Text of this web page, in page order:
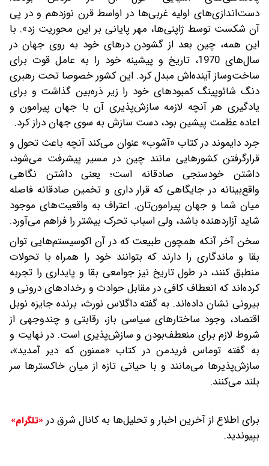
دست‌اندازی‌های اولیه غربی‌ها در اواسط قرن نوزدهم و در پی
آن شکست توسط ژاپنی‌ها، مهر پایانی بر این محوریت زد».‌ با
این همه، چین بعد از گشودن درهای خود به روی جهان در
سال‌های 1970، تاریخ و پیشینه خود را به عامل قوت برای
ساخت‌وساز آینده‌اش مبدل کرد. این کشور خصوصا تحت رهبری
دنگ شائوپینگ کمبودهای خود را زیر ذره‌بین گذاشت و برای
یادگیری هر آنچه لازمه سازش‌پذیری آن با جهان پیرامون ‌و
اعاده عظمت پیشین بود، دست سازش به سوی جهان دراز کرد.
جرد دایموند در کتاب‌ «آشوب» عنوان می‌کند آنچه باعث تحول و
قرار‌گرفتن کشورهایی مانند چین در مسیر پیشرفت می‌شود،
داشتن خودسنجی صادقانه است؛ یعنی داشتن نگاهی
واقع‌بینانه در جایگاهی که قرار داری و تخمین صادقانه فاصله
میان شما و جهان پیرامون‌تان. اعتراف به واقعیت‌های موجود
شاید آزاردهنده باشد، ولی اسباب تحرک بیشتر را فراهم می‌آورد.
سخن آخر آنکه همچون طبیعت که در آن اکوسیستم‌هایی توان
بقا و ماندگاری را دارند که بتوانند خود را همراه با تحولات
منطبق کنند، در طول تاریخ نیز جوامعی بقا و پایداری را تجربه
کرده‌اند که انعطاف کافی در مقابل حوادث و رخدادهای درونی و
بیرونی نشان داده‌اند. به گفته داگلاس نورث، برنده جایزه نوبل
اقتصاد، وجود ساختارهای سیاسی باز، رقابتی و چند‌وجهی از
شروط لازم برای منعطف‌بودن و سازش‌پذیری است. در نهایت و
به گفته توماس فریدمن در کتاب «ممنون که دیر آمدید»،
سازش‌پذیرها می‌مانند و با حیاتی تازه از میان خاکسترها سر
بلند می‌کنند.
برای اطلاع از آخرین اخبار و تحلیل‌ها به کانال شرق در «تلگرام»
بپیوندید.